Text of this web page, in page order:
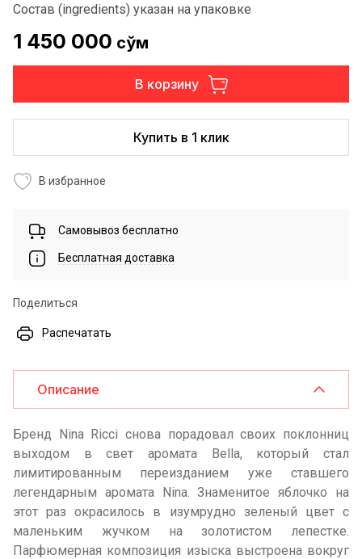
Состав (ingredients) указан на упаковке
1 450 000 сўм
В корзину
Купить в 1 клик
В избранное
Самовывоз бесплатно
Бесплатная доставка
Поделиться
Распечатать
Описание
Бренд Nina Ricci снова порадовал своих поклонниц
выходом в свет аромата Bella, который стал
лимитированным переизданием уже ставшего
легендарным аромата Nina. Знаменитое яблочко на
этот раз окрасилось в изумрудно зеленый цвет с
маленьким жучком на золотистом лепестке.
Парфюмерная композиция изыска выстроена вокруг